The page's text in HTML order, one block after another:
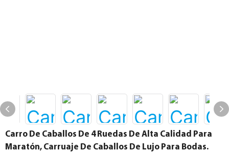
Carro De Caballos De 4 Ruedas De Alta Calidad Para
Maratón, Carruaje De Caballos De Lujo Para Bodas.